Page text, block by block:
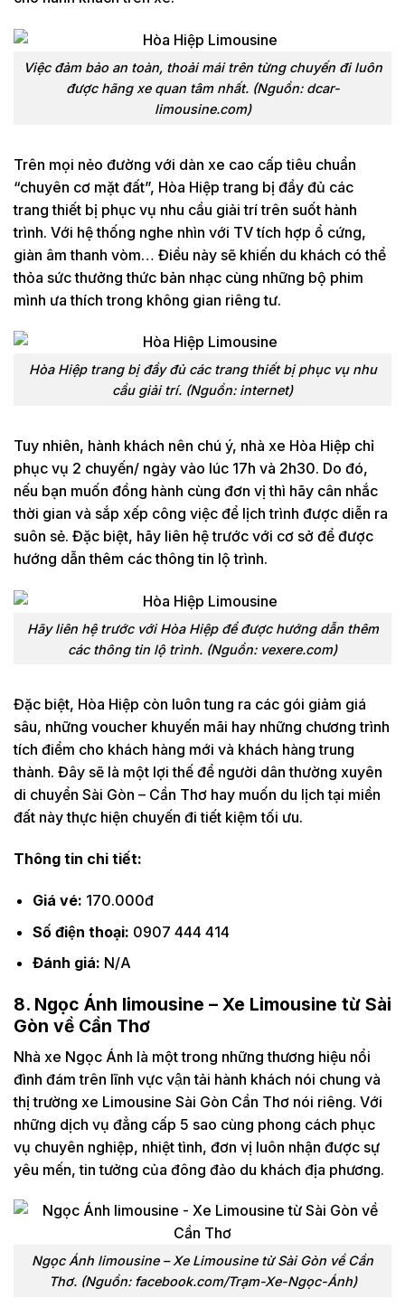
Việc đảm bảo an toàn, thoải mái trên từng chuyến đi luôn
được hãng xe quan tâm nhất. (Nguồn: dcar-
limousine.com)
Trên mọi nẻo đường với dàn xe cao cấp tiêu chuẩn
“chuyên cơ mặt đất”, Hòa Hiệp trang bị đầy đủ các
trang thiết bị phục vụ nhu cầu giải trí trên suốt hành
trình. Với hệ thống nghe nhìn với TV tích hợp ổ cứng,
giàn âm thanh vòm… Điều này sẽ khiến du khách có thể
thỏa sức thưởng thức bản nhạc cùng những bộ phim
mình ưa thích trong không gian riêng tư.
Hòa Hiệp trang bị đầy đủ các trang thiết bị phục vụ nhu
cầu giải trí. (Nguồn: internet)
Tuy nhiên, hành khách nên chú ý, nhà xe Hòa Hiệp chỉ
phục vụ 2 chuyến/ ngày vào lúc 17h và 2h30. Do đó,
nếu bạn muốn đồng hành cùng đơn vị thì hãy cân nhắc
thời gian và sắp xếp công việc để lịch trình được diễn ra
suôn sẻ. Đặc biệt, hãy liên hệ trước với cơ sở để được
hướng dẫn thêm các thông tin lộ trình.
Hãy liên hệ trước với Hòa Hiệp để được hướng dẫn thêm
các thông tin lộ trình. (Nguồn: vexere.com)
Đặc biệt, Hòa Hiệp còn luôn tung ra các gói giảm giá
sâu, những voucher khuyến mãi hay những chương trình
tích điểm cho khách hàng mới và khách hàng trung
thành. Đây sẽ là một lợi thế để người dân thường xuyên
di chuyển Sài Gòn – Cần Thơ hay muốn du lịch tại miền
đất này thực hiện chuyến đi tiết kiệm tối ưu.
Thông tin chi tiết:
Giá vé: 170.000đ
Số điện thoại: 0907 444 414
Đánh giá: N/A
8. Ngọc Ánh limousine – Xe Limousine từ Sài
Gòn về Cần Thơ
Nhà xe Ngọc Ánh là một trong những thương hiệu nổi
đình đám trên lĩnh vực vận tải hành khách nói chung và
thị trường xe Limousine Sài Gòn Cần Thơ nói riêng. Với
những dịch vụ đẳng cấp 5 sao cùng phong cách phục
vụ chuyên nghiệp, nhiệt tình, đơn vị luôn nhận được sự
yêu mến, tin tưởng của đông đảo du khách địa phương.
Ngọc Ánh limousine – Xe Limousine từ Sài Gòn về Cần
Thơ. (Nguồn: facebook.com/Trạm-Xe-Ngọc-Ánh)